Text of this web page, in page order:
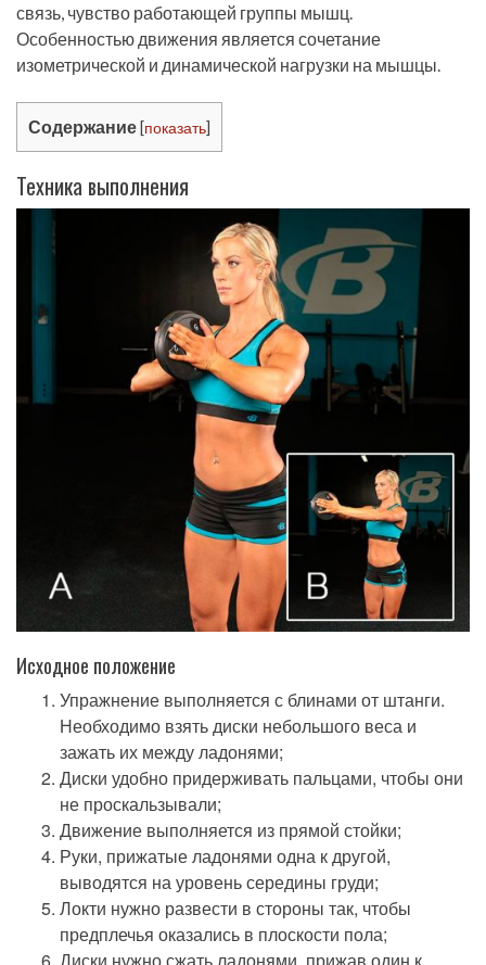
связь, чувство работающей группы мышц.
Особенностью движения является сочетание
изометрической и динамической нагрузки на мышцы.
Содержание [показать]
Техника выполнения
Исходное положение
Упражнение выполняется с блинами от штанги.
Необходимо взять диски небольшого веса и
зажать их между ладонями;
Диски удобно придерживать пальцами, чтобы они
не проскальзывали;
Движение выполняется из прямой стойки;
Руки, прижатые ладонями одна к другой,
выводятся на уровень середины груди;
Локти нужно развести в стороны так, чтобы
предплечья оказались в плоскости пола;